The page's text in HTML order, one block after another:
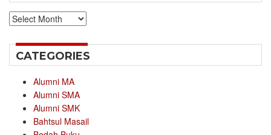
Archives
CATEGORIES
Alumni MA
Alumni SMA
Alumni SMK
Bahtsul Masail